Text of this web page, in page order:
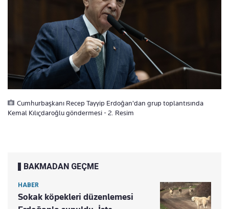
Cumhurbaşkanı Recep Tayyip Erdoğan'dan grup toplantısında
Kemal Kılıçdaroğlu göndermesi - 2. Resim
BAKMADAN GEÇME
HABER
Sokak köpekleri düzenlemesi